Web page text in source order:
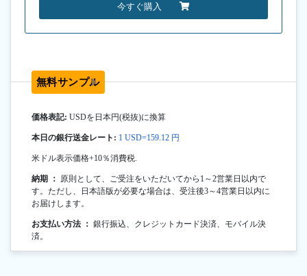
今すぐ購入
無料サンプル
価格表記: USDを日本円(税抜)に換算
本日の銀行送金レート: 1 USD=159.12 円
米ドル表示価格+10％消費税.
納期 ： 原則として、ご受注をいただいてから1～2営業日以内で
す。ただし、日本語版が必要な場合は、受注後3～4営業日以内に
お届けします。
お支払い方法 ： 銀行振込、クレジットカード決済、モバイル決
済。